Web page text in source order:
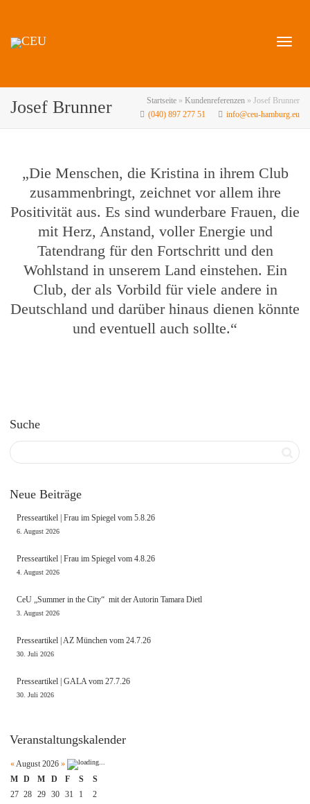
Josef Brunner Startseite » Kundenreferenzen » Josef Brunner
(040) 897 277 51
info@ceu-hamburg.eu
„Die Menschen, die Kristina in ihrem Club
zusammenbringt, zeichnet vor allem ihre
Positivität aus. Es sind wunderbare Frauen, die
mit Herz, Anstand, voller Energie und
Tatendrang für den Fortschritt und den
Wohlstand in unserem Land einstehen. Ein
Club, der als Vorbild für viele andere in
Deutschland und darüber hinaus dienen könnte
und eventuell auch sollte.“
Suche
Neue Beiträge
Presseartikel | Frau im Spiegel vom 5.8.26
6. August 2026
Presseartikel | Frau im Spiegel vom 4.8.26
4. August 2026
CeU „Summer in the City“ mit der Autorin Tamara Dietl
3. August 2026
Presseartikel | AZ München vom 24.7.26
30. Juli 2026
Presseartikel | GALA vom 27.7.26
30. Juli 2026
Veranstaltungskalender
«August 2026 »
M D M D F S
S
27 28 29 30 31 1
2